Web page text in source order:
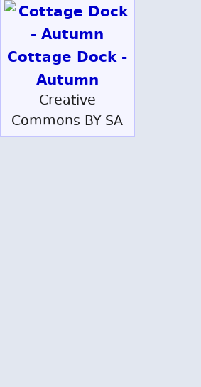
Cottage Dock -
Autumn
Creative
Commons BY-SA